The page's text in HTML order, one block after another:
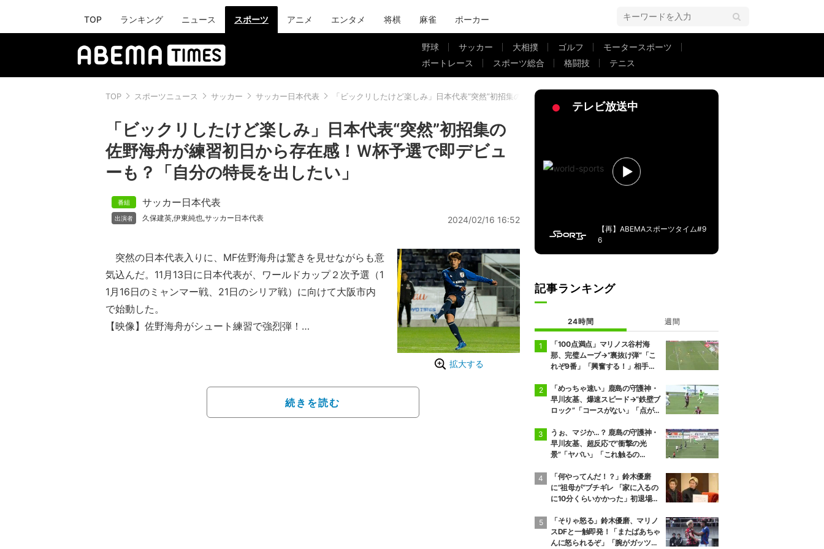
TOP ランキング ニュース スポーツ アニメ エンタメ 将棋 麻雀 ポーカー
野球 サッカー 大相撲 ゴルフ
モータースポーツ
ボートレース
スポーツ総合 格闘技 テニス
TOP スポーツニュース サッカー サッカー日本代表 「ビックリしたけど楽しみ」日本代表“突然”初招集の佐野海舟が練習初日から存在感！Ｗ杯予選で即デビューも？「自分の特長を出した
「ビックリしたけど楽しみ」日本代表“突然”初招集の
佐野海舟が練習初日から存在感！Ｗ杯予選で即デビュ
ーも？「自分の特長を出したい」
サッカー日本代表
久保建英,伊東純也,サッカー日本代表 2024/02/16 16:52
拡大する
突然の日本代表入りに、MF佐野海舟は驚きを見せながらも意
気込んだ。11月13日に日本代表が、ワールドカップ２次予選（1
1月16日のミャンマー戦、21日のシリア戦）に向けて大阪市内
で始動した。
【映像】佐野海舟がシュート練習で強烈弾！
紀、細谷真大らとともにボールを使ったトレーニングを行なっ
た。フィールドプレーヤーはわずか３人だったが、とくに最後
続きを読む
テレビ放送中
【再】ABEMAスポーツタイム#9
6
記事ランキング
24時間 週間
「100点満点」マリノス谷村海
那、完璧ムーブ→“裏抜け弾”「こ
れぞ9番」「興奮する！」相手守
出し”
「めっちゃ速い」鹿島の守護神・
早川友基、爆速スピード→“鉄壁ブ
ロック”「コースがない」「点が
飛び出しでビッグセーブ
うぉ、マジか…？ 鹿島の守護神・
早川友基、超反応で“衝撃の光
景”「ヤバい」「これ触るの
本“スーパーセーブ”
「何やってんだ！？」鈴木優磨
に“祖母が”ブチギレ 「家に入るの
に10分くらいかかった」初退場の
「そりゃ怒る」鈴木優磨、マリノ
スDFと一触即発！「またばあちゃ
んに怒られるぞ」「腕がガッツリ